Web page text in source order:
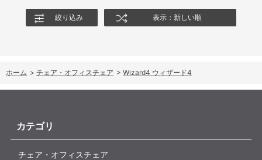
絞り込み 表示：新しい順
ホーム > チェア・オフィスチェア > Wizard4 ウィザード4
カテゴリ
チェア・オフィスチェア